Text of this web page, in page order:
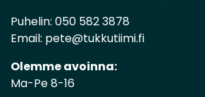
Puhelin: 050 582 3878
Email: pete@tukkutiimi.fi
Olemme avoinna:
Ma-Pe 8-16